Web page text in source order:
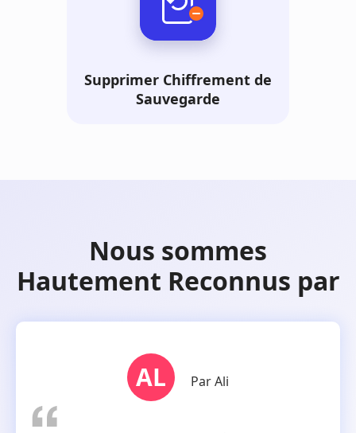
Supprimer Chiffrement de
Sauvegarde
Nous sommes
Hautement Reconnus par
AL Par Ali